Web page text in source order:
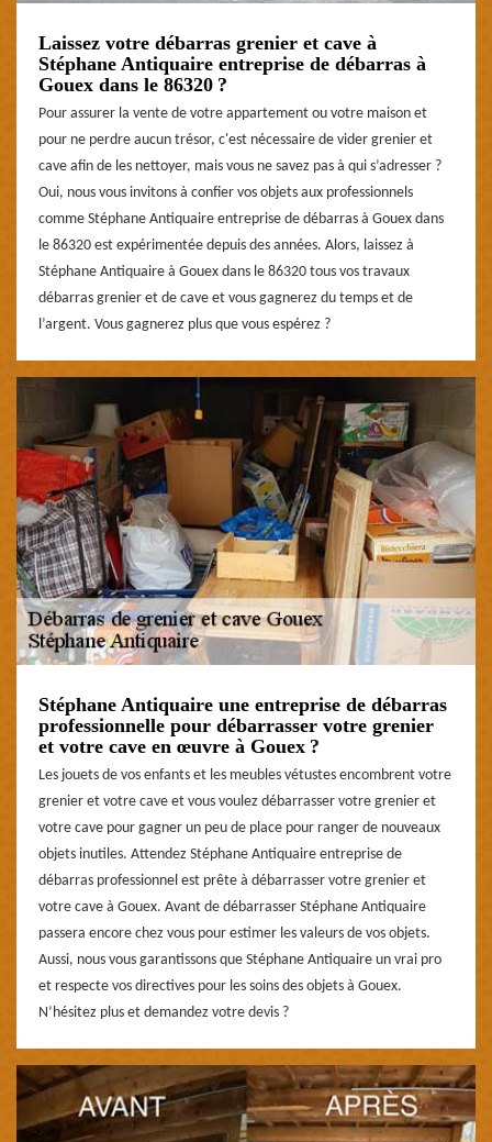
Laissez votre débarras grenier et cave à
Stéphane Antiquaire entreprise de débarras à
Gouex dans le 86320 ?
Pour assurer la vente de votre appartement ou votre maison et
pour ne perdre aucun trésor, c'est nécessaire de vider grenier et
cave afin de les nettoyer, mais vous ne savez pas à qui s’adresser ?
Oui, nous vous invitons à confier vos objets aux professionnels
comme Stéphane Antiquaire entreprise de débarras à Gouex dans
le 86320 est expérimentée depuis des années. Alors, laissez à
Stéphane Antiquaire à Gouex dans le 86320 tous vos travaux
débarras grenier et de cave et vous gagnerez du temps et de
l’argent. Vous gagnerez plus que vous espérez ?
Stéphane Antiquaire une entreprise de débarras
professionnelle pour débarrasser votre grenier
et votre cave en œuvre à Gouex ?
Les jouets de vos enfants et les meubles vétustes encombrent votre
grenier et votre cave et vous voulez débarrasser votre grenier et
votre cave pour gagner un peu de place pour ranger de nouveaux
objets inutiles. Attendez Stéphane Antiquaire entreprise de
débarras professionnel est prête à débarrasser votre grenier et
votre cave à Gouex. Avant de débarrasser Stéphane Antiquaire
passera encore chez vous pour estimer les valeurs de vos objets.
Aussi, nous vous garantissons que Stéphane Antiquaire un vrai pro
et respecte vos directives pour les soins des objets à Gouex.
N’hésitez plus et demandez votre devis ?